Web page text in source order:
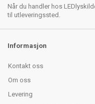
Når du handler hos
til utleveringssted.
Informasjon
Kontakt oss
Om oss
Levering